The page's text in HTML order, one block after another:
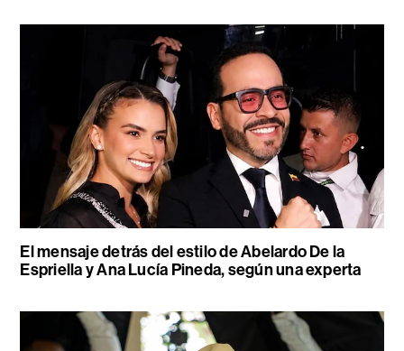
El mensaje detrás del estilo de Abelardo De la
Espriella y Ana Lucía Pineda, según una experta